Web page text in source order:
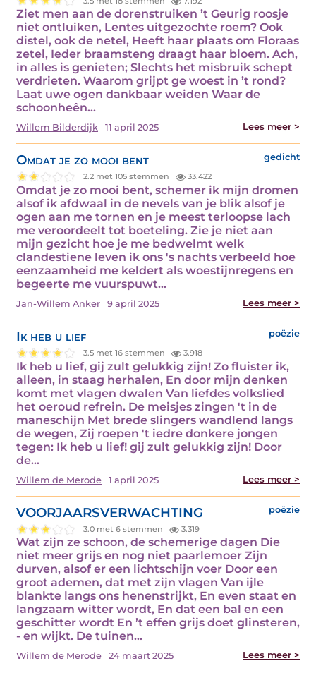
Ziet men aan de dorenstruiken ’t Geurig roosje
niet ontluiken, Lentes uitgezochte roem? Ook
distel, ook de netel, Heeft haar plaats om Floraas
zetel, Ieder braamsteng draagt haar bloem. Ach,
in alles is genieten; Slechts het misbruik schept
verdrieten. Waarom grijpt ge woest in ’t rond?
Laat uwe ogen dankbaar weiden Waar de
schoonheên…
Willem Bilderdijk 11 april 2025 Lees meer >
Omdat je zo mooi bent gedicht
2.2 met 105 stemmen 33.422
Omdat je zo mooi bent, schemer ik mijn dromen
alsof ik afdwaal in de nevels van je blik alsof je
ogen aan me tornen en je meest terloopse lach
me veroordeelt tot boeteling. Zie je niet aan
mijn gezicht hoe je me bedwelmt welk
clandestiene leven ik ons 's nachts verbeeld hoe
eenzaamheid me keldert als woestijnregens en
begeerte me vuurspuwt…
Jan-Willem Anker 9 april 2025 Lees meer >
Ik heb u lief poëzie
3.5 met 16 stemmen 3.918
Ik heb u lief, gij zult gelukkig zijn! Zo fluister ik,
alleen, in staag herhalen, En door mijn denken
komt met vlagen dwalen Van liefdes volkslied
het oeroud refrein. De meisjes zingen 't in de
maneschijn Met brede slingers wandlend langs
de wegen, Zij roepen 't iedre donkere jongen
tegen: Ik heb u lief! gij zult gelukkig zijn! Door
de…
Willem de Merode 1 april 2025 Lees meer >
VOORJAARSVERWACHTING poëzie
3.0 met 6 stemmen 3.319
Wat zijn ze schoon, de schemerige dagen Die
niet meer grijs en nog niet paarlemoer Zijn
durven, alsof er een lichtschijn voer Door een
groot ademen, dat met zijn vlagen Van ijle
blankte langs ons henenstrijkt, En even staat en
langzaam witter wordt, En dat een bal en een
geschitter wordt En ’t effen grijs doet glinsteren,
- en wijkt. De tuinen…
Willem de Merode 24 maart 2025 Lees meer >